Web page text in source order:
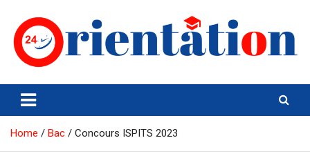
content
Orientation24
Emploi et Orientation au Maroc
Home Bac Concours ISPITS 2023